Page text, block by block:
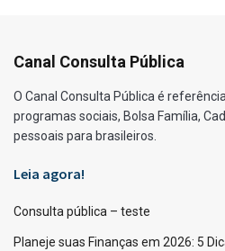
Canal Consulta Pública
O Canal Consulta Pública é
programas sociais, Bolsa Família,
pessoais para brasileiros.
Leia agora!
Consulta pública – teste
Planeje suas Finanças em 2026: 5